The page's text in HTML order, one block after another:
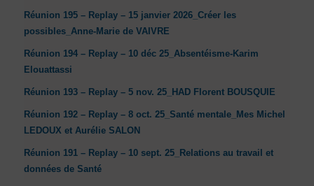
Réunion 195 – Replay – 15 janvier 2026_Créer les
possibles_Anne-Marie de VAIVRE
Réunion 194 – Replay – 10 déc 25_Absentéisme-Karim
Elouattassi
Réunion 193 – Replay – 5 nov. 25_HAD Florent BOUSQUIE
Réunion 192 – Replay – 8 oct. 25_Santé mentale_Mes Michel
LEDOUX et Aurélie SALON
Réunion 191 – Replay – 10 sept. 25_Relations au travail et
données de Santé